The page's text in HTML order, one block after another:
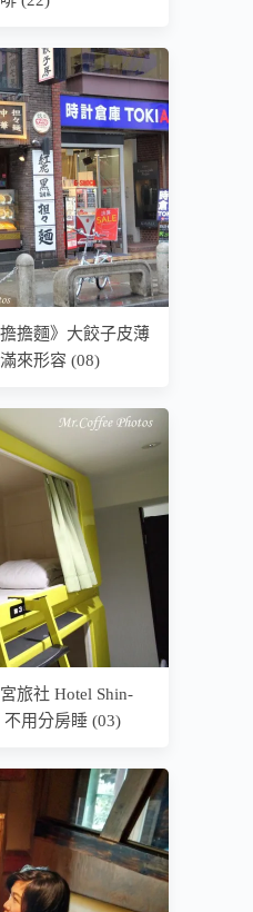
擔麵》大餃子皮薄
來形容 (08)
旅社 Hotel Shin-
用分房睡 (03)